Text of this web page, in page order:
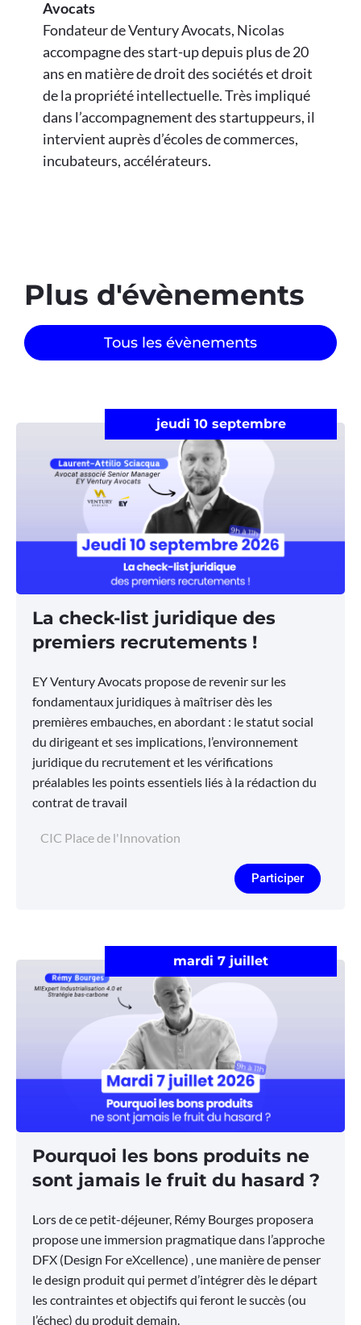
Avocats
Fondateur de Ventury Avocats, Nicolas
accompagne des start-up depuis plus de 20
ans en matière de droit des sociétés et droit
de la propriété intellectuelle. Très impliqué
dans l’accompagnement des startuppeurs, il
intervient auprès d’écoles de commerces,
incubateurs, accélérateurs.
Plus d'évènements​
Tous les évènements
jeudi 10 septembre
La check-list juridique des
premiers recrutements !
EY Ventury Avocats propose de revenir sur les
fondamentaux juridiques à maîtriser dès les
premières embauches, en abordant : le statut social
du dirigeant et ses implications, l’environnement
juridique du recrutement et les vérifications
préalables les points essentiels liés à la rédaction du
contrat de travail
CIC Place de l'Innovation
Participer
mardi 7 juillet
Pourquoi les bons produits ne
sont jamais le fruit du hasard ?
Lors de ce petit-déjeuner, Rémy Bourges proposera
propose une immersion pragmatique dans l’approche
DFX (Design For eXcellence) , une manière de penser
le design produit qui permet d’intégrer dès le départ
les contraintes et objectifs qui feront le succès (ou
l’échec) du produit demain.